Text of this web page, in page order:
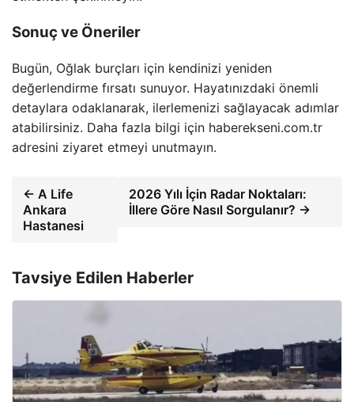
Sonuç ve Öneriler
Bugün, Oğlak burçları için kendinizi yeniden
değerlendirme fırsatı sunuyor. Hayatınızdaki önemli
detaylara odaklanarak, ilerlemenizi sağlayacak adımlar
atabilirsiniz. Daha fazla bilgi için haberekseni.com.tr
adresini ziyaret etmeyi unutmayın.
← A Life
Ankara
Hastanesi
2026 Yılı İçin Radar Noktaları:
İllere Göre Nasıl Sorgulanır? →
Tavsiye Edilen Haberler